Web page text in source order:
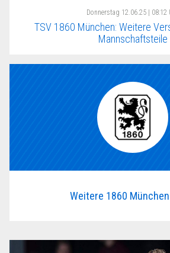
Donnerstag 12.06.25 | 08:12
TSV 1860 München: Weitere
Mannschaftsteile
Weitere 1860